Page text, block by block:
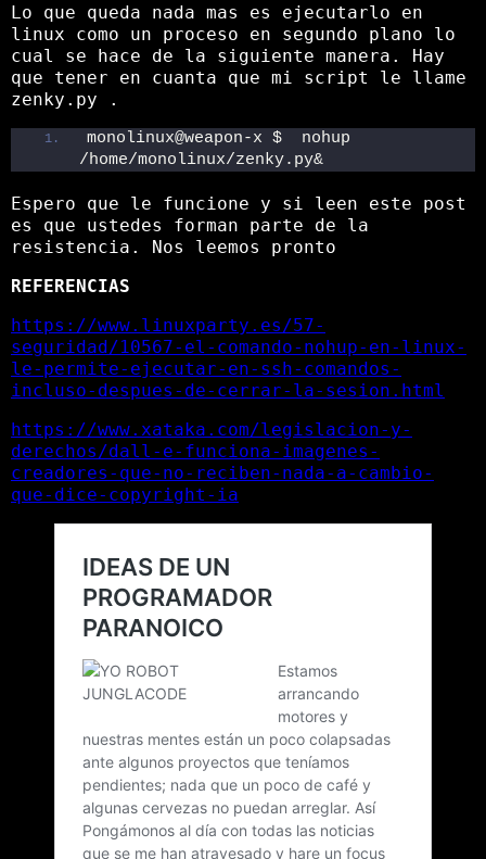
Lo que queda nada mas es ejecutarlo en
linux como un proceso en segundo plano lo
cual se hace de la siguiente manera. Hay
que tener en cuanta que mi script le llame
zenky.py .
monolinux@weapon-x $  nohup
/home/monolinux/zenky.py&
Espero que le funcione y si leen este post
es que ustedes forman parte de la
resistencia. Nos leemos pronto
REFERENCIAS
https://www.linuxparty.es/57-
seguridad/10567-el-comando-nohup-en-linux-
le-permite-ejecutar-en-ssh-comandos-
incluso-despues-de-cerrar-la-sesion.html
https://www.xataka.com/legislacion-y-
derechos/dall-e-funciona-imagenes-
creadores-que-no-reciben-nada-a-cambio-
que-dice-copyright-ia